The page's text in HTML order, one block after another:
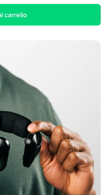
carrello